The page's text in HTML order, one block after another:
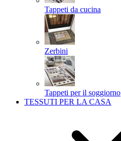
Tappeti da cucina
Zerbini
Tappeti per il soggiorno
TESSUTI PER LA CASA